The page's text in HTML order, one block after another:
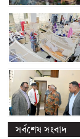
সর্বশেষ সংবাদ